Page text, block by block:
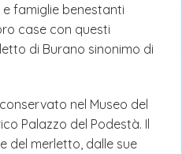
e famiglie benestanti
case con questi
di Burano sinonimo di
nel Museo del
Palazzo del Podestà. Il
del merletto, dalle sue